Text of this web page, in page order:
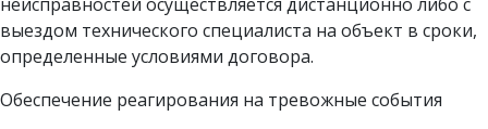
выездом технического специалиста на объект в сроки,
определенные условиями договора.
Обеспечение реагирования на тревожные события